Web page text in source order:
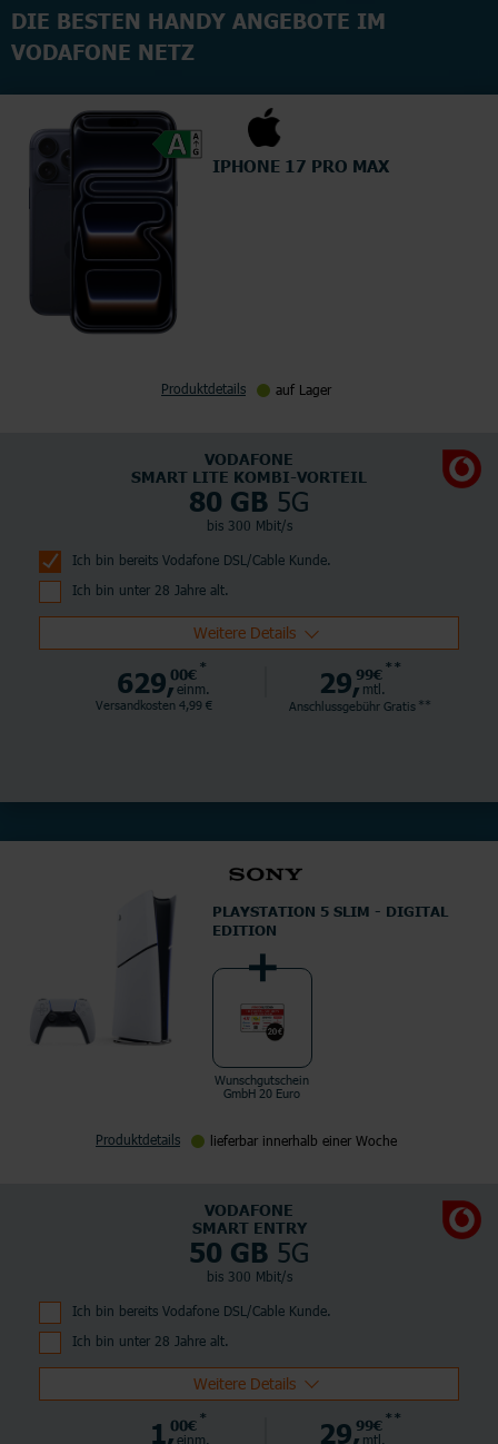
DIE BESTEN HANDY ANGEBOTE IM
VODAFONE NETZ
IPHONE 17 PRO MAX
Produktdetails auf Lager
VODAFONE
SMART LITE KOMBI-VORTEIL
80 GB 5G
bis 300 Mbit/s
Ich bin bereits Vodafone DSL/Cable Kunde.
Ich bin unter 28 Jahre alt.
Weitere Details
629,00€ *
einm.
Versandkosten 4,99 €
29,99€ **
mtl.
Anschlussgebühr Gratis **
PLAYSTATION 5 SLIM - DIGITAL
EDITION
Wunschgutschein
GmbH 20 Euro
Produktdetails lieferbar innerhalb einer Woche
VODAFONE
SMART ENTRY
50 GB 5G
bis 300 Mbit/s
Ich bin bereits Vodafone DSL/Cable Kunde.
Ich bin unter 28 Jahre alt.
Weitere Details
1,00€ *
einm. 29,99€ **
mtl.